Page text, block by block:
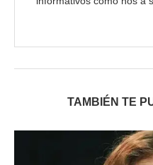
TAMBIÉN TE